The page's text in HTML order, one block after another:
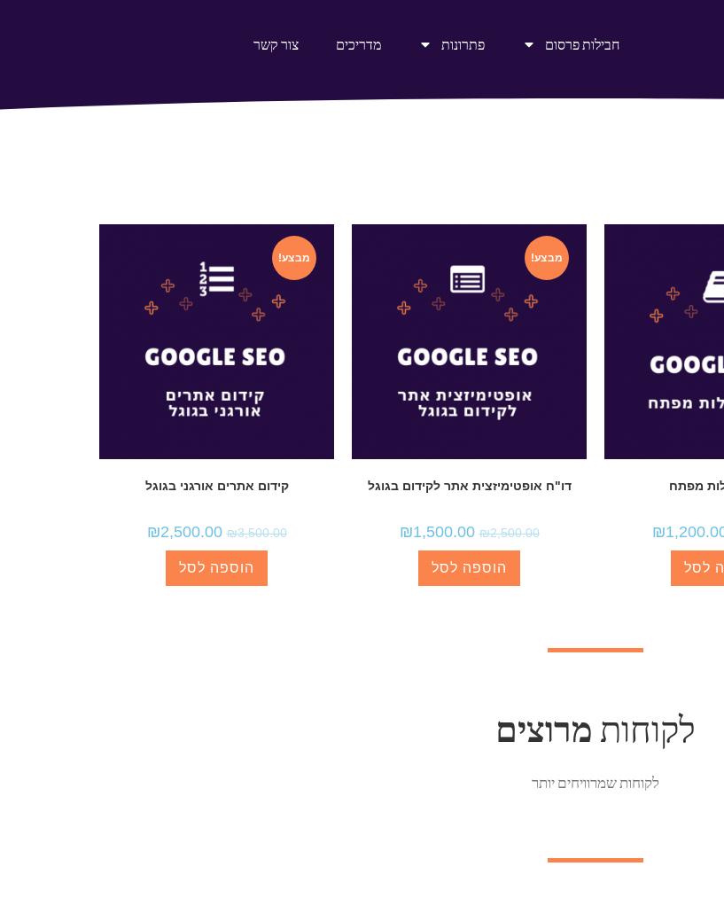
חבילות פרסום פתרונות מדריכים צור קשר
מפתח
₪
לסל
מבצע!
דו"ח אופטימיזצית אתר לקידום בגוגל
₪2,500.00
₪1,500.00
הוספה לסל
מבצע!
קידום אתרים אורגני בגוגל
₪3,500.00
₪2,500.00
הוספה לסל
לקוחות ​מרוצים
לקוחות שמרוויחים יותר